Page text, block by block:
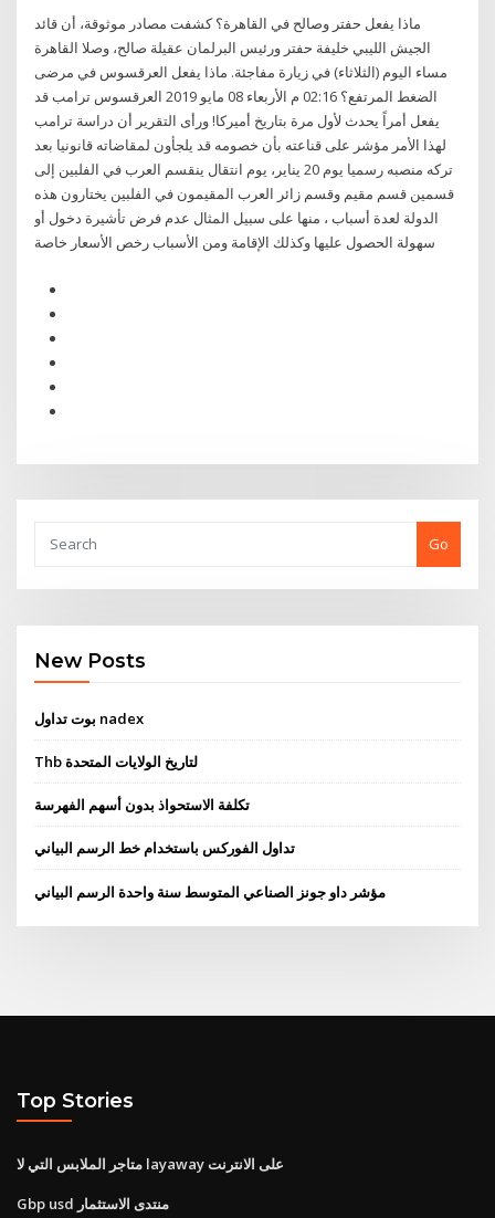
ماذا يفعل حفتر وصالح في القاهرة؟ كشفت مصادر موثوقة، أن قائد
الجيش الليبي خليفة حفتر ورئيس البرلمان عقيلة صالح، وصلا القاهرة
مساء اليوم (الثلاثاء) في زيارة مفاجئة. ماذا يفعل العرقسوس في مرضى
الضغط المرتفع؟ 02:16 م الأربعاء 08 مايو 2019 العرقسوس ترامب قد
يفعل أمراً يحدث لأول مرة بتاريخ أميركا! ورأى التقرير أن دراسة ترامب
لهذا الأمر مؤشر على قناعته بأن خصومه قد يلجأون لمقاضاته قانونيا بعد
تركه منصبه رسميا يوم 20 يناير، يوم انتقال ينقسم العرب في الفلبين إلى
قسمين قسم مقيم وقسم زائر العرب المقيمون في الفلبين يختارون هذه
الدولة لعدة أسباب ، منها على سبيل المثال عدم فرض تأشيرة دخول أو
سهولة الحصول عليها وكذلك الإقامة ومن الأسباب رخص الأسعار خاصة
Go
New Posts
بوت تداول nadex
Thb لتاريخ الولايات المتحدة
تكلفة الاستحواذ بدون أسهم الفهرسة
تداول الفوركس باستخدام خط الرسم البياني
مؤشر داو جونز الصناعي المتوسط ​​سنة واحدة الرسم البياني
Top Stories
متاجر الملابس التي لا layaway على الانترنت
Gbp usd منتدى الاستثمار